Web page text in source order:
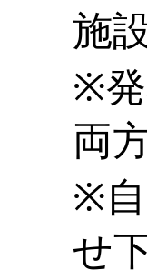
施
※発
両
※
せ